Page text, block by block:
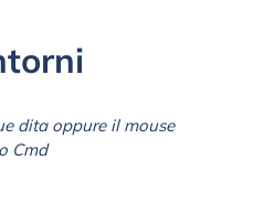
dita oppure il mouse
Cmd